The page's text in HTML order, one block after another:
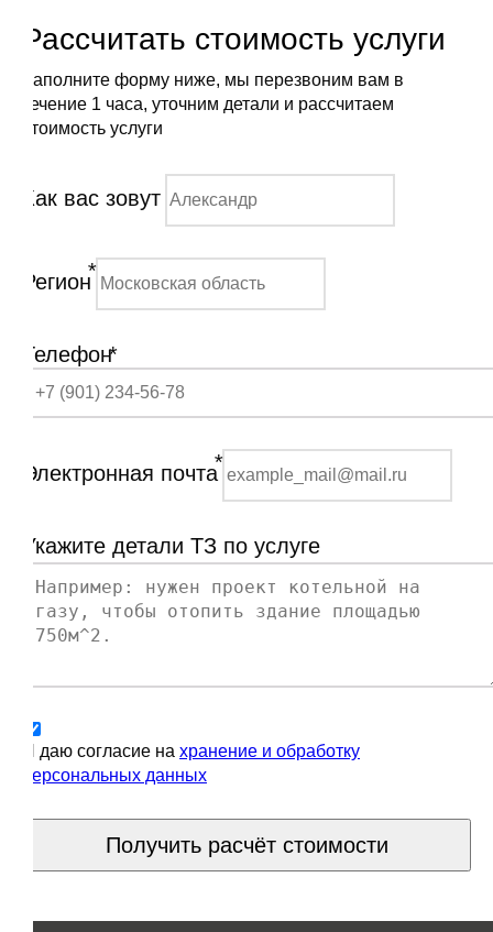
Рассчитать стоимость услуги
Заполните форму ниже, мы перезвоним вам в
течение 1 часа, уточним детали и рассчитаем
стоимость услуги
Как вас зовут
Регион*
Телефон*
Электронная почта*
Укажите детали ТЗ по услуге
Я даю согласие на хранение и обработку
персональных данных
Получить расчёт стоимости